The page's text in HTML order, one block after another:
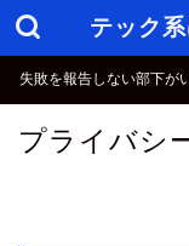
テック
失敗を報告しない部下
プライバシ